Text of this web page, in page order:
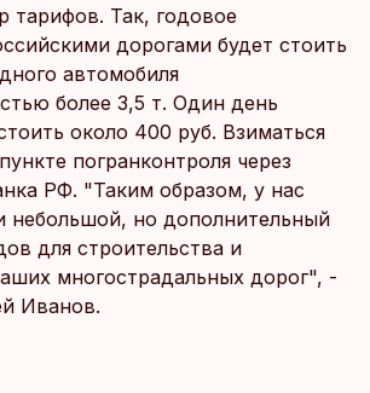
тарифов. Так, годовое
дорогами будет стоить
автомобиля
более 3,5 т. Один день
около 400 руб. Взиматься
погранконтроля через
РФ. "Таким образом, у нас
небольшой, но дополнительный
для строительства и
многострадальных дорог", -
Иванов.